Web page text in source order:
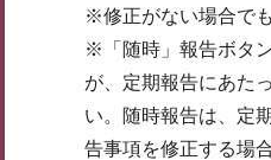
※修正がない場合で
※「随時」報告ボタ
が、定期報告にあた
い。随時報告は、定
告事項を修正する場